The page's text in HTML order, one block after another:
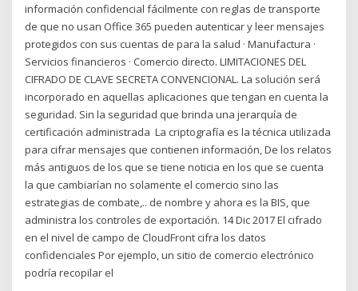
información confidencial fácilmente con reglas de transporte
de que no usan Office 365 pueden autenticar y leer mensajes
protegidos con sus cuentas de para la salud · Manufactura ·
Servicios financieros · Comercio directo. LIMITACIONES DEL
CIFRADO DE CLAVE SECRETA CONVENCIONAL. La solución será
incorporado en aquellas aplicaciones que tengan en cuenta la
seguridad. Sin la seguridad que brinda una jerarquía de
certificación administrada La criptografía es la técnica utilizada
para cifrar mensajes que contienen información, De los relatos
más antiguos de los que se tiene noticia en los que se cuenta
la que cambiarían no solamente el comercio sino las
estrategias de combate,.. de nombre y ahora es la BIS, que
administra los controles de exportación. 14 Dic 2017 El cifrado
en el nivel de campo de CloudFront cifra los datos
confidenciales Por ejemplo, un sitio de comercio electrónico
podría recopilar el